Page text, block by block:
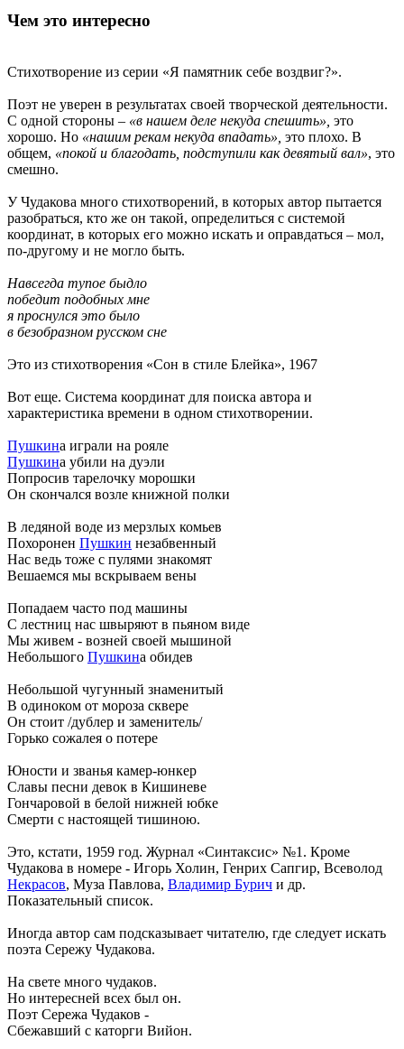
Чем это интересно
Стихотворение из серии «Я памятник себе воздвиг?».
Поэт не уверен в результатах своей творческой деятельности.
С одной стороны – «в нашем деле некуда спешить», это
хорошо. Но «нашим рекам некуда впадать», это плохо. В
общем, «покой и благодать, подступили как девятый вал», это
смешно.
У Чудакова много стихотворений, в которых автор пытается
разобраться, кто же он такой, определиться с системой
координат, в которых его можно искать и оправдаться – мол,
по-другому и не могло быть.
Навсегда тупое быдло
победит подобных мне
я проснулся это было
в безобразном русском сне
Это из стихотворения «Сон в стиле Блейка», 1967
Вот еще. Система координат для поиска автора и
характеристика времени в одном стихотворении.
Пушкина играли на рояле
Пушкина убили на дуэли
Попросив тарелочку морошки
Он скончался возле книжной полки
В ледяной воде из мерзлых комьев
Похоронен Пушкин незабвенный
Нас ведь тоже с пулями знакомят
Вешаемся мы вскрываем вены
Попадаем часто под машины
С лестниц нас швыряют в пьяном виде
Мы живем - возней своей мышиной
Небольшого Пушкина обидев
Небольшой чугунный знаменитый
В одиноком от мороза сквере
Он стоит /дублер и заменитель/
Горько сожалея о потере
Юности и званья камер-юнкер
Славы песни девок в Кишиневе
Гончаровой в белой нижней юбке
Смерти с настоящей тишиною.
Это, кстати, 1959 год. Журнал «Синтаксис» №1. Кроме
Чудакова в номере - Игорь Холин, Генрих Сапгир, Всеволод
Некрасов, Муза Павлова, Владимир Бурич и др.
Показательный список.
Иногда автор сам подсказывает читателю, где следует искать
поэта Сережу Чудакова.
На свете много чудаков.
Но интересней всех был он.
Поэт Сережа Чудаков -
Сбежавший с каторги Вийон.